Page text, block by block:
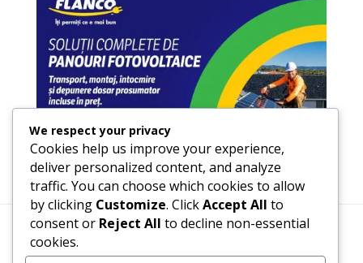
Termeni, Condiții & Protecția Datelor (GDPR)
We respect your privacy
Cookies help us improve your experience,
deliver personalized content, and analyze
traffic. You can choose which cookies to allow
by clicking Customize. ClickAccept All to
consent or Reject All to decline non-essential
cookies.